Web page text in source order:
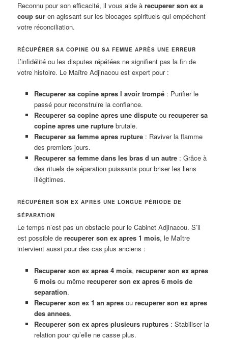
Reconnu pour son efficacité, il vous aide àrecuperer son ex a
coup sur en agissant sur les blocages spirituels qui empêchent
votre réconciliation.
RÉCUPÉRER SA COPINE OU SA FEMME APRÈS UNE ERREUR
L’infidélité ou les disputes répétées ne signifient pas la fin de
votre histoire. Le Maître Adjinacou est expert pour :
Recuperer sa copine apres l avoir trompé: Purifier le
passé pour reconstruire la confiance.
Recuperer sa copine apres une disputeou recuperer sa
copine apres une rupturebrutale.
Recuperer sa femme apres rupture: Raviver la flamme
des premiers jours.
Recuperer sa femme dans les bras d un autre: Grâce à
des rituels de séparation puissants pour briser les liens
illégitimes.
RÉCUPÉRER SON EX APRÈS UNE LONGUE PÉRIODE DE
SÉPARATION
Le temps n’est pas un obstacle pour le Cabinet Adjinacou. S’il
est possible derecuperer son ex apres 1 mois, le Maître
intervient aussi pour des cas plus anciens :
Recuperer son ex apres 4 mois, recuperer son ex apres
6 moisou même recuperer son ex apres 6 mois de
separation.
Recuperer son ex 1 an apresou recuperer son ex apres
des annees.
Recuperer son ex apres plusieurs ruptures: Stabiliser la
relation pour qu’elle ne casse plus.